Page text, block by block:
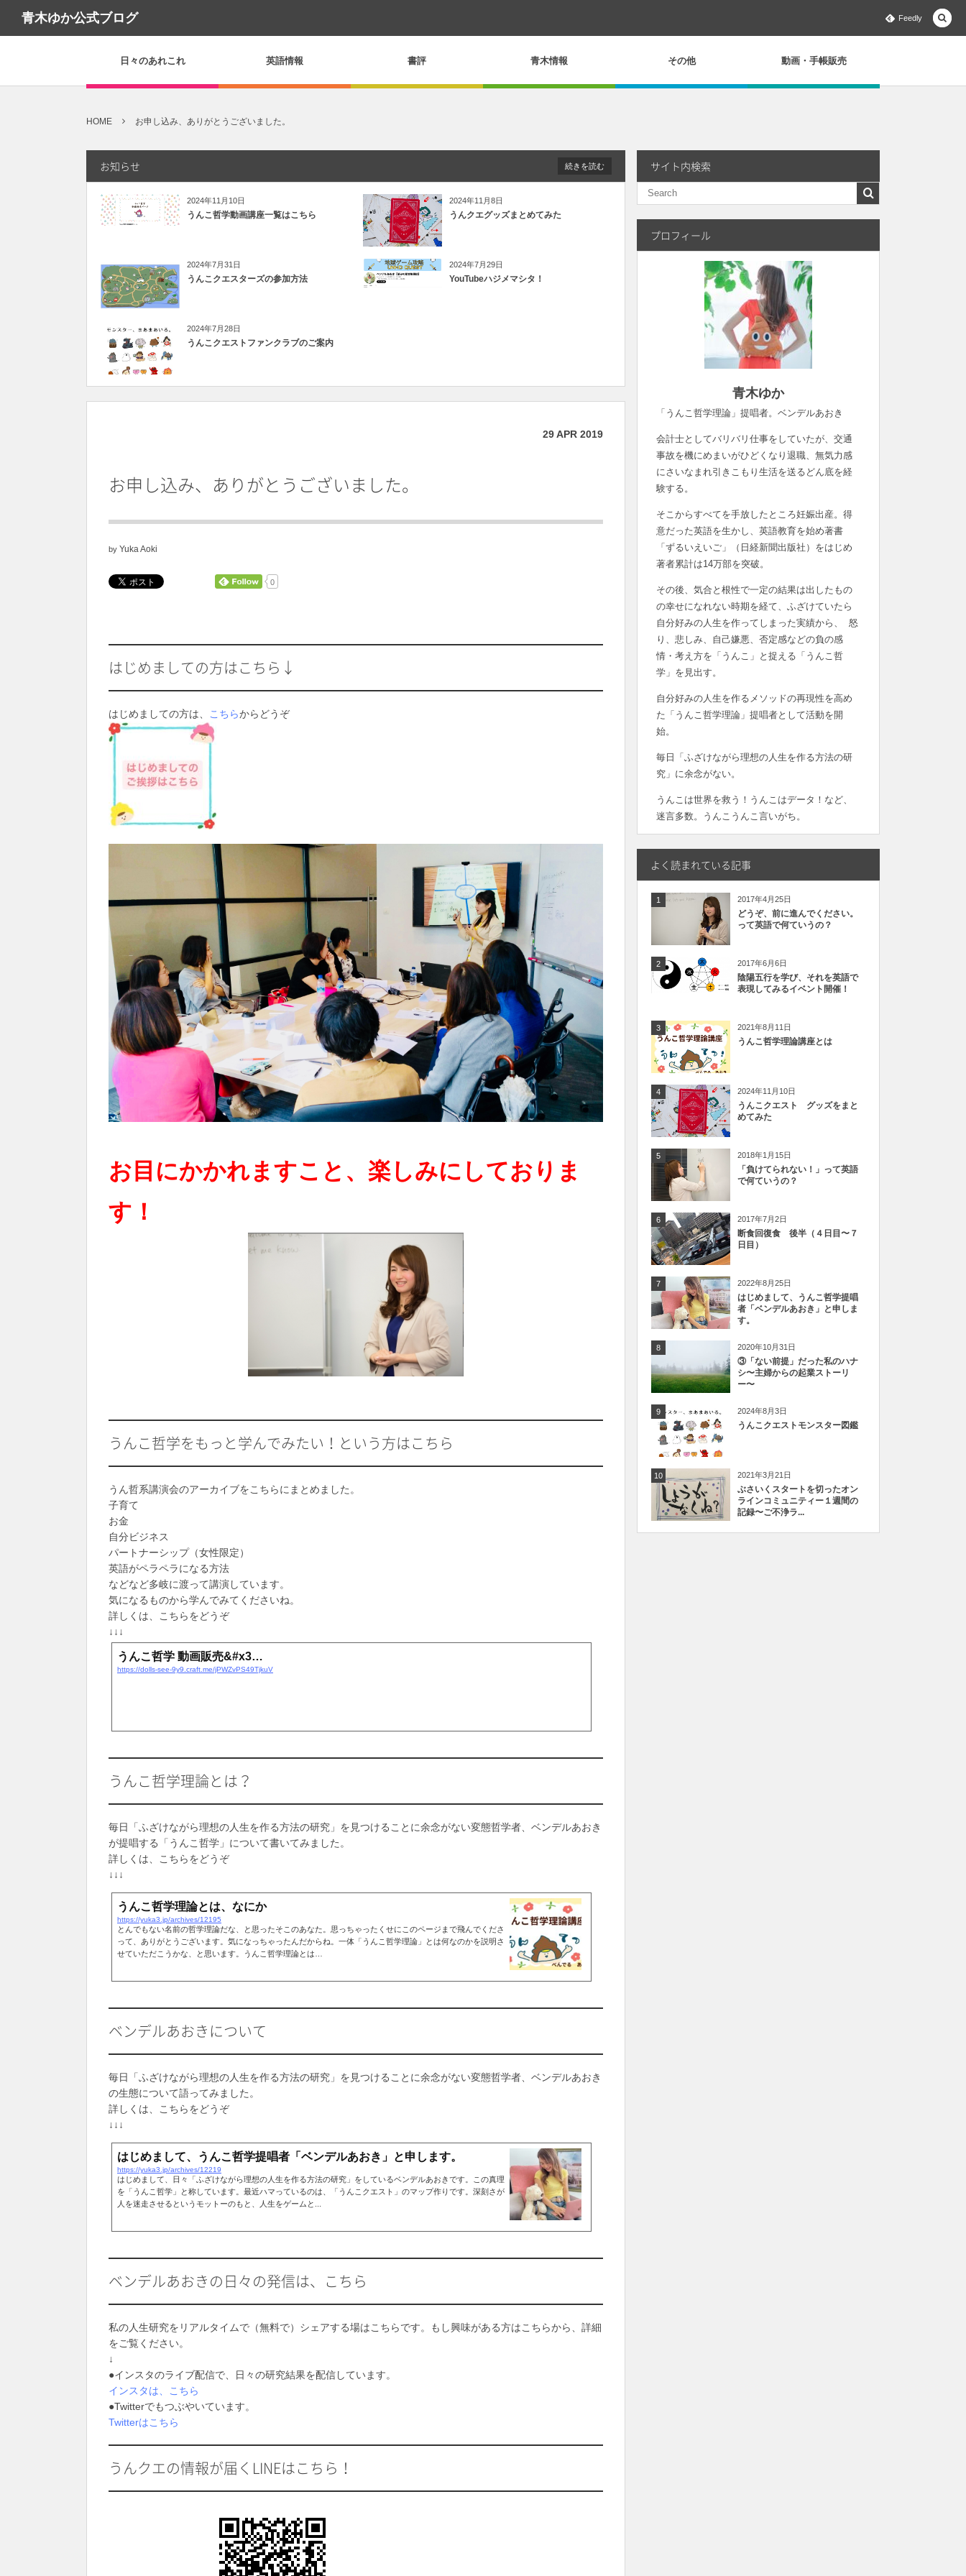
青木ゆか公式ブログ Feedly
日々のあれこれ 英語情報 書評 青木情報 その他 動画・手帳販売
HOME お申し込み、ありがとうございました。
お知らせ
2024年11月10日
うんこ哲学動画講座一覧はこちら
2024年11月8日
うんクエグッズまとめてみた
2024年7月31日
うんこクエスターズの参加方法
2024年7月29日
YouTubeハジメマシタ！
2024年7月28日
うんこクエストファンクラブのご案内
続きを読む
29APR 2019
お申し込み、ありがとうございました。
by Yuka Aoki
0
はじめましての方はこちら↓
はじめましての方は、 こちらからどうぞ
お目にかかれますこと、楽しみにしておりま
す！
うんこ哲学をもっと学んでみたい！という方はこちら
うん哲系講演会のアーカイブをこちらにまとめました。
子育て
お金
自分ビジネス
パートナーシップ（女性限定）
英語がペラペラになる方法
などなど多岐に渡って講演しています。
気になるものから学んでみてくださいね。
詳しくは、こちらをどうぞ
↓↓↓
うんこ哲学 動画販売&#x3…
https://dolls-see-9y9.craft.me/jPWZvPS49TjkuV
うんこ哲学理論とは？
毎日「ふざけながら理想の人生を作る方法の研究」を見つけることに余念がない変態哲学者、ベンデルあおき
が提唱する「うんこ哲学」について書いてみました。
詳しくは、こちらをどうぞ
↓↓↓
うんこ哲学理論とは、なにか
https://yuka3.jp/archives/12195
とんでもない名前の哲学理論だな、と思ったそこのあなた。思っちゃったくせにこのページまで飛んでくださ
って、ありがとうございます。気になっちゃったんだからね。一体「うんこ哲学理論」とは何なのかを説明さ
せていただこうかな、と思います。うんこ哲学理論とは…
ベンデルあおきについて
毎日「ふざけながら理想の人生を作る方法の研究」を見つけることに余念がない変態哲学者、ベンデルあおき
の生態について語ってみました。
詳しくは、こちらをどうぞ
↓↓↓
はじめまして、うんこ哲学提唱者「ベンデルあおき」と申します。
https://yuka3.jp/archives/12219
はじめまして、日々「ふざけながら理想の人生を作る方法の研究」をしているベンデルあおきです。この真理
を「うんこ哲学」と称しています。最近ハマっているのは、「うんこクエスト」のマップ作りです。深刻さが
人を迷走させるというモットーのもと、人生をゲームと...
ベンデルあおきの日々の発信は、こちら
私の人生研究をリアルタイムで（無料で）シェアする場はこちらです。もし興味がある方はこちらから、詳細
をご覧ください。
↓
●インスタのライブ配信で、日々の研究結果を配信しています。
インスタは、こちら
●Twitterでもつぶやいています。
Twitterはこちら
うんクエの情報が届くLINEはこちら！
サイト内検索
プロフィール
青木ゆか
「うんこ哲学理論」提唱者。ベンデルあおき
会計士としてバリバリ仕事をしていたが、交通
事故を機にめまいがひどくなり退職、無気力感
にさいなまれ引きこもり生活を送るどん底を経
験する。
そこからすべてを手放したところ妊娠出産。得
意だった英語を生かし、英語教育を始め著書
「ずるいえいご」（日経新聞出版社）をはじめ
著者累計は14万部を突破。
その後、気合と根性で一定の結果は出したもの
の幸せになれない時期を経て、ふざけていたら
自分好みの人生を作ってしまった実績から、 怒
り、悲しみ、自己嫌悪、否定感などの負の感
情・考え方を「うんこ」と捉える「うんこ哲
学」を見出す。
自分好みの人生を作るメソッドの再現性を高め
た「うんこ哲学理論」提唱者として活動を開
始。
毎日「ふざけながら理想の人生を作る方法の研
究」に余念がない。
うんこは世界を救う！うんこはデータ！など、
迷言多数。うんこうんこ言いがち。
よく読まれている記事
1 2017年4月25日
どうぞ、前に進んでください。
って英語で何ていうの？
2 2017年6月6日
陰陽五行を学び、それを英語で
表現してみるイベント開催！
3 2021年8月11日
うんこ哲学理論講座とは
4 2024年11月10日
うんこクエスト グッズをまと
めてみた
5 2018年1月15日
「負けてられない！」って英語
で何ていうの？
6 2017年7月2日
断食回復食 後半（４日目〜７
日目）
7 2022年8月25日
はじめまして、うんこ哲学提唱
者「ベンデルあおき」と申しま
す。
8 2020年10月31日
③「ない前提」だった私のハナ
シ〜主婦からの起業ストーリ
ー〜
9 2024年8月3日
うんこクエストモンスター図鑑
10 2021年3月21日
ぶさいくスタートを切ったオン
ラインコミュニティー１週間の
記録〜ご不浄ラ...